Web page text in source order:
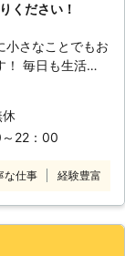
れて掃除や洗
なります
一人でもできそ
ください！
小さなことでもお
！ 毎日も生活の
人手が欲しい」と
体を動かせない
暮らしの家具移
の設置方法がわ
などなど。 そん
休
22：00
な仕事 経験豊富